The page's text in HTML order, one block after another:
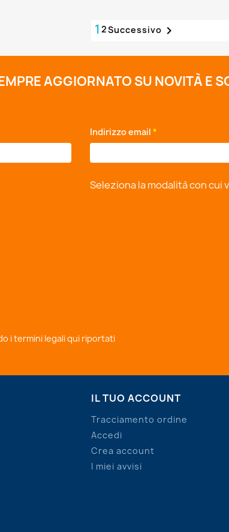
1 2Successivo 
AGGIORNATO SU NOVITÀ E
Indirizzo email*
Seleziona la modalità con
itermini legali qui riportati
IL TUO ACCOUNT
Tracciamento ordine
Accedi
Crea account
I miei avvisi